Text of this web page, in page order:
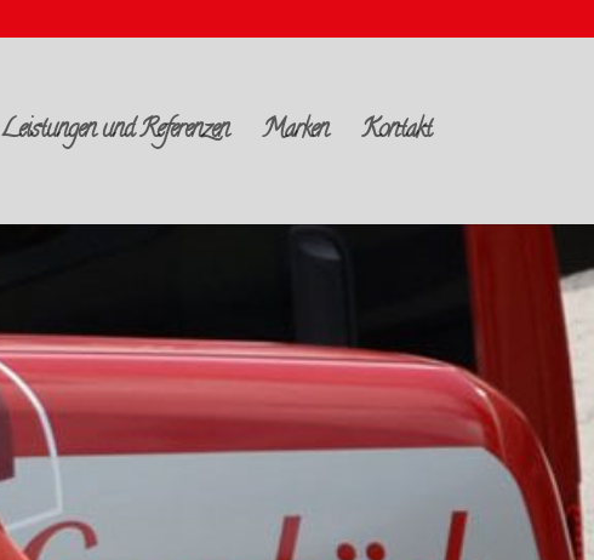
Leistungen und Referenzen Marken Kontakt